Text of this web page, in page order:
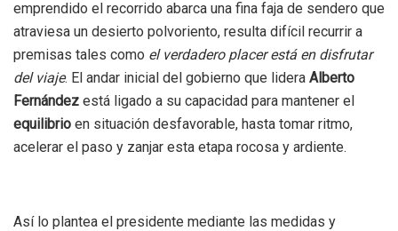
emprendido el recorrido abarca una fina faja de sendero que
atraviesa un desierto polvoriento, resulta difícil recurrir a
premisas tales como el verdadero placer está en disfrutar
del viaje. El andar inicial del gobierno que lidera Alberto
Fernández está ligado a su capacidad para mantener el
equilibrio en situación desfavorable, hasta tomar ritmo,
acelerar el paso y zanjar esta etapa rocosa y ardiente.
Así lo plantea el presidente mediante las medidas y